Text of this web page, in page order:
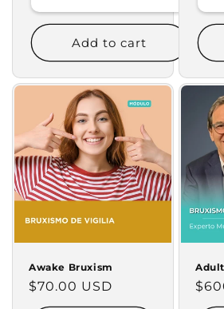
Add to cart
Awake Bruxism
Regular
price
$70.00 USD